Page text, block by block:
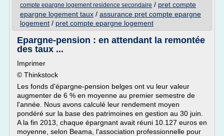
compte epargne logement residence secondaire / pret compte
epargne logement taux / assurance pret compte epargne
logement / pret compte epargne logement
Epargne-pension : en attendant la remontée
des taux ...
Imprimer
© Thinkstock
Les fonds d'épargne-pension belges ont vu leur valeur
augmenter de 6 % en moyenne au premier semestre de
l'année. Nous avons calculé leur rendement moyen
pondéré sur la base des patrimoines en gestion au 30 juin.
A la fin 2013, chaque épargnant avait réuni 10.127 euros en
moyenne, selon Beama, l'association professionnelle pour